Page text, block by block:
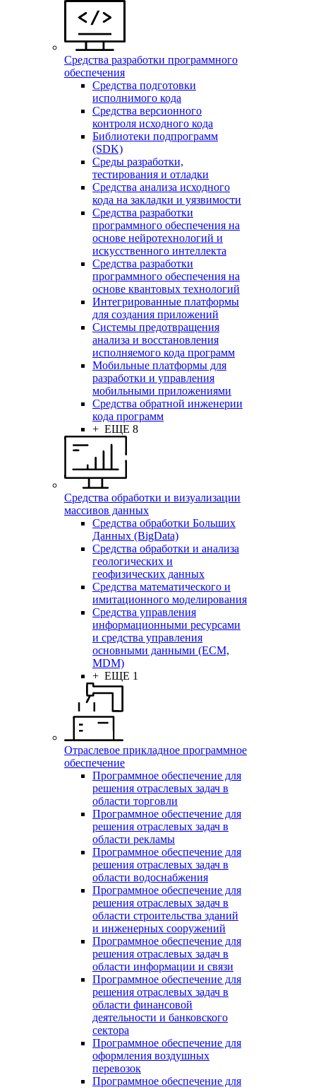
Средства разработки программного
обеспечения
Средства подготовки
исполнимого кода
Средства версионного
контроля исходного кода
Библиотеки подпрограмм
(SDK)
Среды разработки,
тестирования и отладки
Средства анализа исходного
кода на закладки и уязвимости
Средства разработки
программного обеспечения на
основе нейротехнологий и
искусственного интеллекта
Средства разработки
программного обеспечения на
основе квантовых технологий
Интегрированные платформы
для создания приложений
Системы предотвращения
анализа и восстановления
исполняемого кода программ
Мобильные платформы для
разработки и управления
мобильными приложениями
Средства обратной инженерии
кода программ
+ ЕЩЕ 8
Средства обработки и визуализации
массивов данных
Средства обработки Больших
Данных (BigData)
Средства обработки и анализа
геологических и
геофизических данных
Средства математического и
имитационного моделирования
Средства управления
информационными ресурсами
и средства управления
основными данными (ECM,
MDM)
+ ЕЩЕ 1
Отраслевое прикладное программное
обеспечение
Программное обеспечение для
решения отраслевых задач в
области торговли
Программное обеспечение для
решения отраслевых задач в
области рекламы
Программное обеспечение для
решения отраслевых задач в
области водоснабжения
Программное обеспечение для
решения отраслевых задач в
области строительства зданий
и инженерных сооружений
Программное обеспечение для
решения отраслевых задач в
области информации и связи
Программное обеспечение для
решения отраслевых задач в
области финансовой
деятельности и банковского
сектора
Программное обеспечение для
оформления воздушных
перевозок
Программное обеспечение для